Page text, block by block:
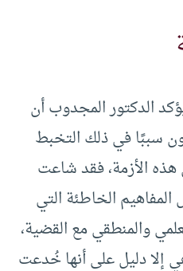
الدكتور المجدوب أن
سببًا في ذلك التخبط
هذه الأزمة، فقد شاعت
الخاطئة التي
والمنطقي مع القضية،
إلا دليل على أنها خُدعت